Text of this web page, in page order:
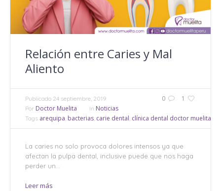
Relación entre Caries y Mal
Aliento
0 1
Publicado 24 septiembre, 2019
Por Doctor Muelita In Noticias
Tags arequipa, bacterias, carie dental, clínica dental doctor muelita
La caries no solo provoca dolores intensos ya que
afectan la pulpa dental, inclusive puede que nos haga
perder un...
Leer más